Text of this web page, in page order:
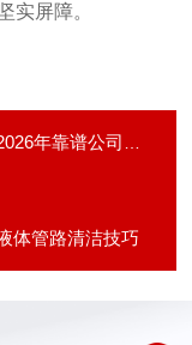
实屏障。
年靠谱公司推荐
体管路清洁技巧